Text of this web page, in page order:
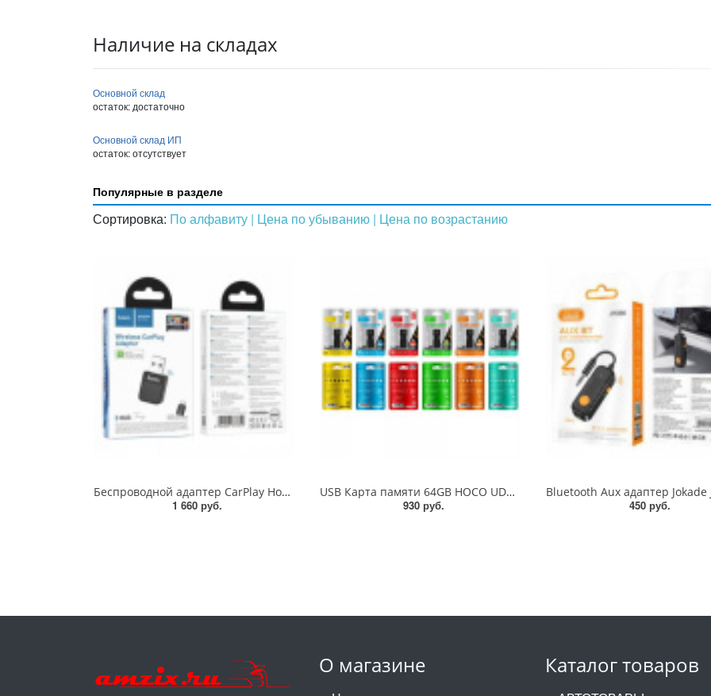
Наличие на складах
Основной склад
остаток: достаточно
Основной склад ИП
остаток:отсутствует
Популярные в разделе
Сортировка: По алфавиту | Цена по убыванию | Цена по возрастанию
Беспроводной адаптер CarPlay Hoco HU3 Tony (06025)
1 660 руб.
USB Карта памяти 64GB HOCO UD6 (00923)
930 руб.
450 руб.
О магазине Каталог товаров